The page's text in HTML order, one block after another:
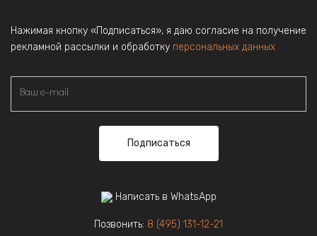
Нажимая кнопку «Подписаться», я даю согласие на получение
рекламной рассылки и обработку персональных данных
Подписаться
Написать в WhatsApp
Позвонить: 8 (495) 131-12-21